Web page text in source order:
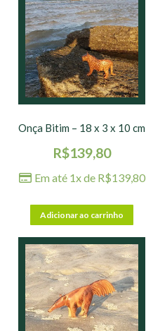
Onça Bitim – 18 x 3 x 10 cm
R$139,80
Em até 1x de R$139,80
Adicionar ao carrinho